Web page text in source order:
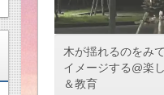
木が揺れるのをみ
イメージする@楽
＆教育